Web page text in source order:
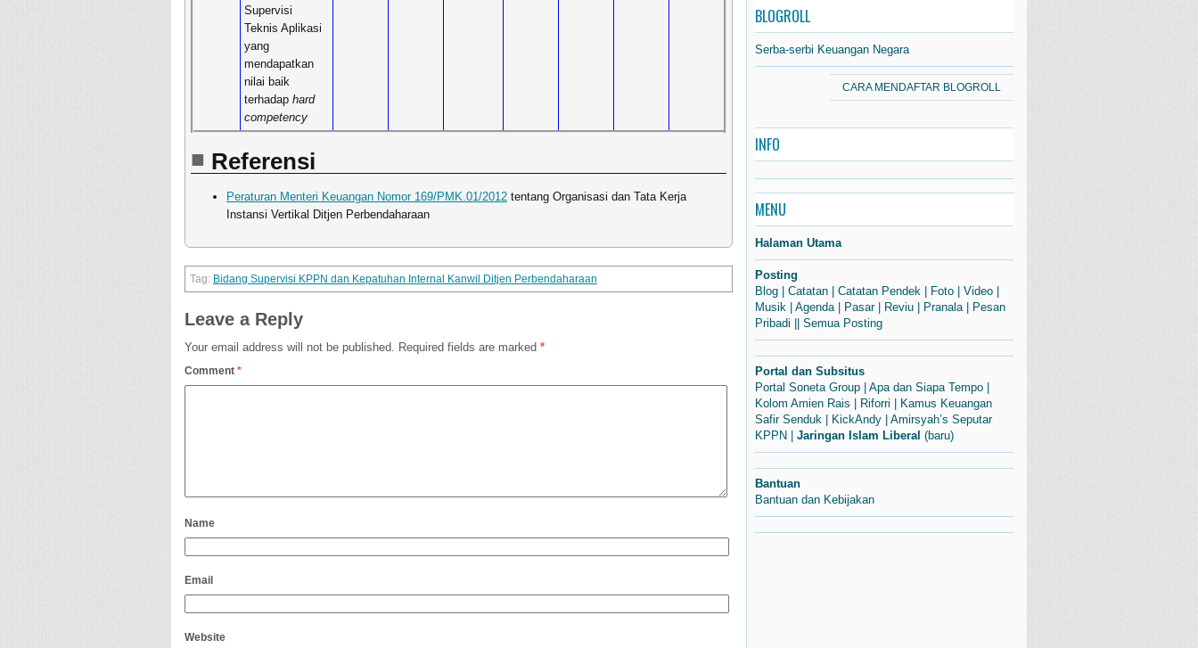
Supervisi
Teknis Aplikasi
yang
mendapatkan
nilai baik
terhadap hard
competency
Referensi
Peraturan Menteri Keuangan Nomor 169/PMK.01/2012 tentang Organisasi dan Tata Kerja
Instansi Vertikal Ditjen Perbendaharaan
Bidang Supervisi KPPN dan Kepatuhan Internal Kanwil Ditjen Perbendaharaan
Leave a Reply
Your email address will not be published. Required fields are marked *
Comment *
Name
Email
Website
BLOGROLL
Serba-serbi Keuangan Negara
CARA MENDAFTAR BLOGROLL
INFO
MENU
Halaman Utama
Posting
Blog
Catatan Catatan Pendek Foto Video
Musik
Agenda| Pasar| Reviu Pranala|
Pesan
Pribadi
Semua Posting
Portal dan Subsitus
Portal Soneta Group
Apa dan Siapa Tempo
Kolom Amien Rais
Riforri
Kamus Keuangan
Safir Senduk
KickAndy
Amirsyah’s Seputar
KPPN
Jaringan Islam Liberal (baru)
Bantuan
Bantuan dan Kebijakan